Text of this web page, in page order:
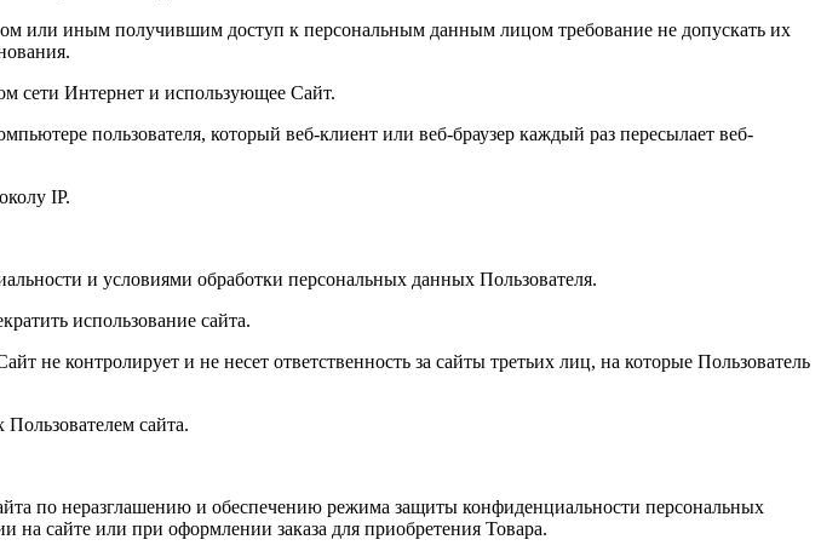
или иным получившим доступ к персональным данным лицом требование не допускать их
сети Интернет и использующее Сайт.
пользователя, который веб-клиент или веб-браузер каждый раз пересылает веб-
IP.
и условиями обработки персональных данных Пользователя.
использование сайта.
не контролирует и не несет ответственность за сайты третьих лиц, на которые Пользователь
сайта.
по неразглашению и обеспечению режима защиты конфиденциальности персональных
на сайте или при оформлении заказа для приобретения Товара.